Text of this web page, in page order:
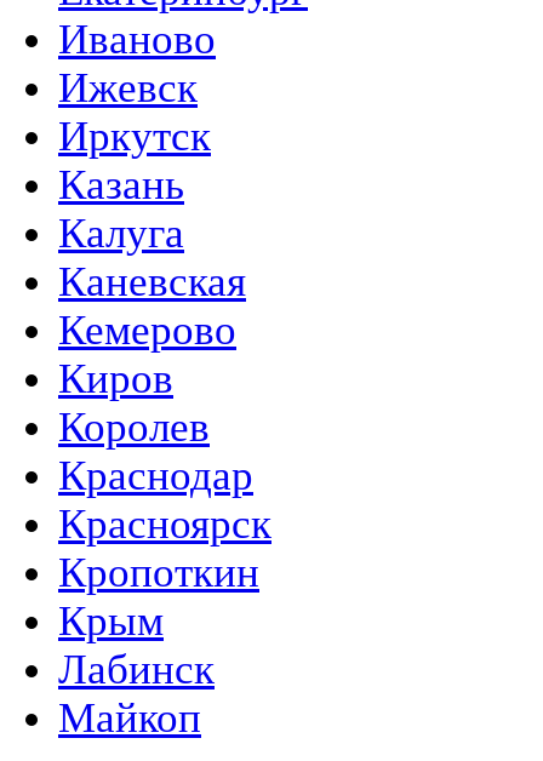
Иваново
Ижевск
Иркутск
Казань
Калуга
Каневская
Кемерово
Киров
Королев
Краснодар
Красноярск
Кропоткин
Крым
Лабинск
Майкоп